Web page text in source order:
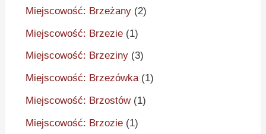
Miejscowość: Brzeżany (2)
Miejscowość: Brzezie (1)
Miejscowość: Brzeziny (3)
Miejscowość: Brzezówka(1)
Miejscowość: Brzostów(1)
Miejscowość: Brzozie (1)